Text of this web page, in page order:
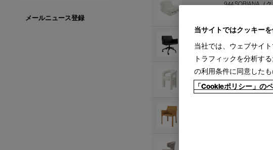
944 SORIANA（
ス）LOWBACK
562 DUDET【在
（LOOK 13L011）
メールニュース登録
当サイトではクッキー
当社では、ウェブサイ
トラフィックを分析す
の利用条件に同意したも
「Cookieポリシー」の